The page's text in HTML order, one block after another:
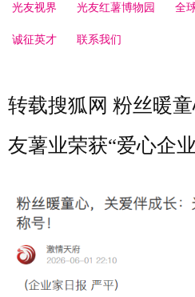
光友视界 光友红薯博物园 全
诚征英才 联系我们
转载搜狐网 粉丝暖
友薯业荣获“爱心企